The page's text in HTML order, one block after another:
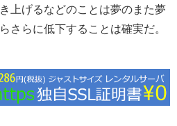
上げるなどのことは夢のまた夢
さらに低下することは確実だ。